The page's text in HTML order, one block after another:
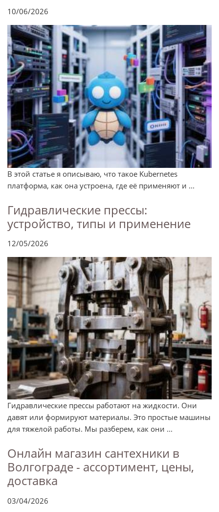
10/06/2026
В этой статье я описываю, что такое Kubernetes
платформа, как она устроена, где её применяют и ...
Гидравлические прессы:
устройство, типы и применение
12/05/2026
Гидравлические прессы работают на жидкости. Они
давят или формируют материалы. Это простые машины
для тяжелой работы. Мы разберем, как они ...
Онлайн магазин сантехники в
Волгограде - ассортимент, цены,
доставка
03/04/2026